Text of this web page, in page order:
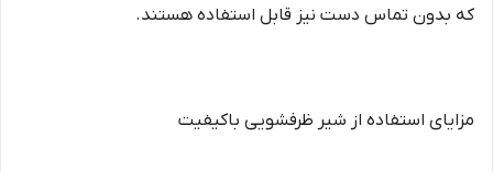
که بدون تماس دست نیز قابل استفاده هستند.
مزایای استفاده از شیر ظرفشویی باکیفیت